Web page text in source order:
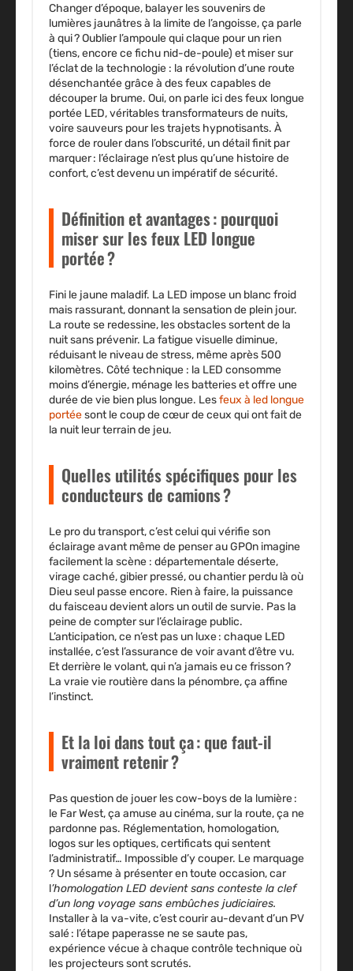
Changer d’époque, balayer les souvenirs de
lumières jaunâtres à la limite de l’angoisse, ça parle
à qui ? Oublier l’ampoule qui claque pour un rien
(tiens, encore ce fichu nid-de-poule) et miser sur
l’éclat de la technologie : la révolution d’une route
désenchantée grâce à des feux capables de
découper la brume. Oui, on parle ici des feux longue
portée LED, véritables transformateurs de nuits,
voire sauveurs pour les trajets hypnotisants. À
force de rouler dans l’obscurité, un détail finit par
marquer : l’éclairage n’est plus qu’une histoire de
confort, c’est devenu un impératif de sécurité.
Définition et avantages : pourquoi
miser sur les feux LED longue
portée ?
Fini le jaune maladif. La LED impose un blanc froid
mais rassurant, donnant la sensation de plein jour.
La route se redessine, les obstacles sortent de la
nuit sans prévenir. La fatigue visuelle diminue,
réduisant le niveau de stress, même après 500
kilomètres. Côté technique : la LED consomme
moins d’énergie, ménage les batteries et offre une
durée de vie bien plus longue. Lesfeux à led longue
portéesont le coup de cœur de ceux qui ont fait de
la nuit leur terrain de jeu.
Quelles utilités spécifiques pour les
conducteurs de camions ?
Le pro du transport, c’est celui qui vérifie son
éclairage avant même de penser au GPOn imagine
facilement la scène : départementale déserte,
virage caché, gibier pressé, ou chantier perdu là où
Dieu seul passe encore. Rien à faire, la puissance
du faisceau devient alors un outil de survie. Pas la
peine de compter sur l’éclairage public.
L’anticipation, ce n’est pas un luxe : chaque LED
installée, c’est l’assurance de voir avant d’être vu.
Et derrière le volant, qui n’a jamais eu ce frisson ?
La vraie vie routière dans la pénombre, ça affine
l’instinct.
Et la loi dans tout ça : que faut-il
vraiment retenir ?
Pas question de jouer les cow-boys de la lumière :
le Far West, ça amuse au cinéma, sur la route, ça ne
pardonne pas. Réglementation, homologation,
logos sur les optiques, certificats qui sentent
l’administratif… Impossible d’y couper. Le marquage
? Un sésame à présenter en toute occasion, car
l’homologation LED devient sans conteste la clef
d’un long voyage sans embûches judiciaires.
Installer à la va-vite, c’est courir au-devant d’un PV
salé : l’étape paperasse ne se saute pas,
expérience vécue à chaque contrôle technique où
les projecteurs sont scrutés.